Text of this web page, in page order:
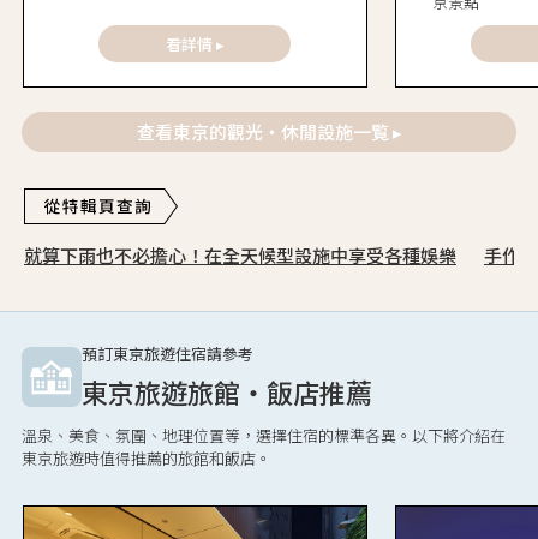
看詳情 ▸
查看東京的觀光・休閒設施一覧 ▸
就算下雨也不必擔心！在全天候型設施中享受各種娛樂 手作
預訂東京旅遊住宿請參考
東京旅遊旅館・飯店推薦
溫泉、美食、氛圍、地理位置等，選擇住宿的標準各異。以下將介紹在
東京旅遊時值得推薦的旅館和飯店。